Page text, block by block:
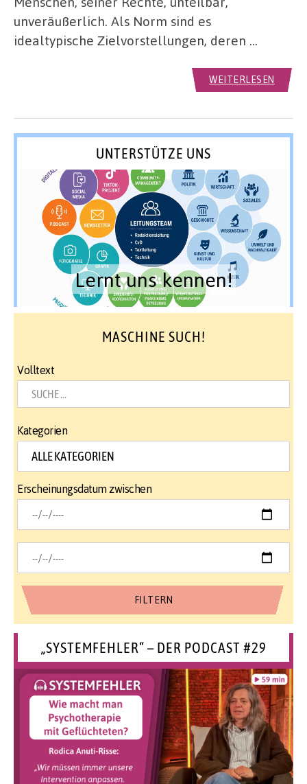
unveräußerlich. Als Norm sind es
idealtypische Zielvorstellungen, deren …
WEITERLESEN
UNTERSTÜTZE UNS
Lernt uns kennen!
MASCHINE SUCH!
Volltext
Kategorien
Erscheinungsdatum zwischen
„SYSTEMFEHLER“ – DER PODCAST #29